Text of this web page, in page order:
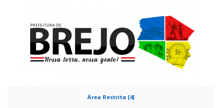
Área Restrita [4]